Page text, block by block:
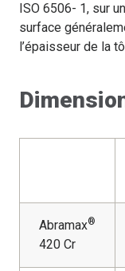
ISO 6506- 1, sur
surface
l’épaisseur de la
Abramax®
420 Cr